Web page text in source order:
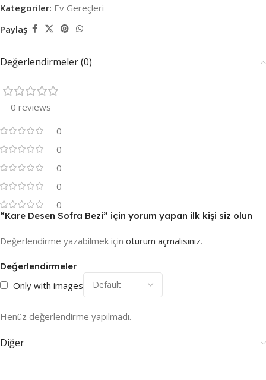
Kategoriler: Ev Gereçleri
Paylaş
Değerlendirmeler (0)
0 reviews
0
0
0
0
0
Değerlendirmeler
Only with images
Henüz değerlendirme yapılmadı.
“Kare Desen Sofra Bezi” için yorum yapan ilk kişi siz olun
Değerlendirme yazabilmek için oturum açmalısınız.
Diğer